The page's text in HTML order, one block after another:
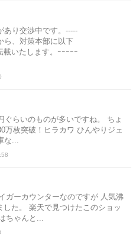
あり交渉中です。-----
ら、対策本部に以下
いたします。ｰｰｰｰｰ
らいのものが多いですね。 ちょ
万枚突破！ヒラカワ ひんやりジェ
...
ガーカウンターなのですが 人気沸
た。 楽天で見つけたこのショッ
ちゃんと...